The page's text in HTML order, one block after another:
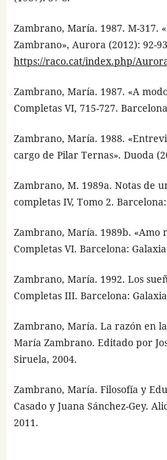
Zambrano, María. 1987. M-317.
Zambrano», Aurora (2012): 92-
https://raco.cat/index.php/
Zambrano, María. 1987. «A
Completas VI, 715-727.
Zambrano, María. 1988.
cargo de Pilar Ternas». Duoda
Zambrano, M. 1989a. Notas de
completas IV, Tomo 2.
Zambrano, María. 1989b. «Amo
Completas VI. Barcelona:
Zambrano, María. 1992. Los
Completas III. Barcelona:
Zambrano, María. La razón en
María Zambrano. Editado por
Siruela, 2004.
Zambrano, María. Filosofía y
Casado y Juana Sánchez-Gey.
2011.